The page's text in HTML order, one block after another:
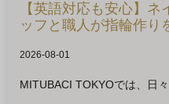
【英語対応も安心】
ッフと職人が指輪作り
2026-08-01
MITUBACI TOKYOでは、日